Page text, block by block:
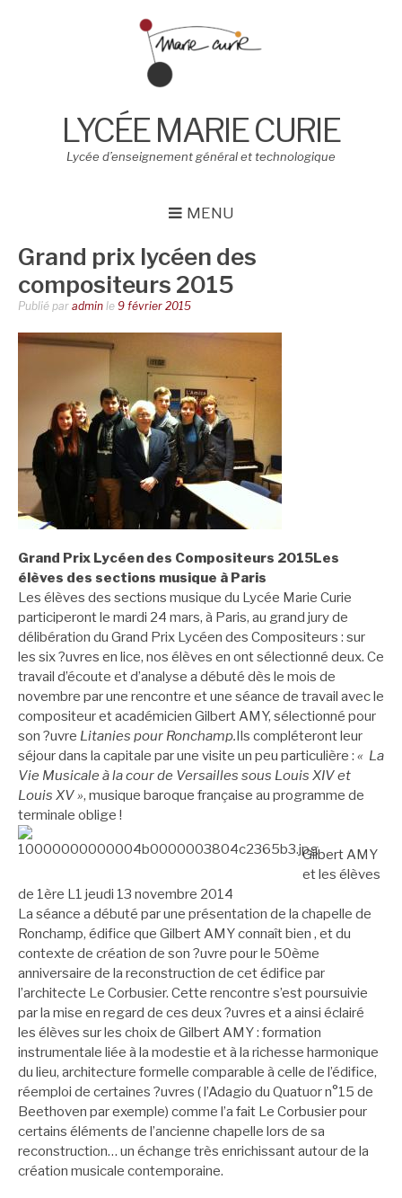
LYCÉE MARIE CURIE
Lycée d’enseignement général et technologique
MENU
Grand prix lycéen des
compositeurs 2015
Publié par admin le 9 février 2015
Grand Prix Lycéen des Compositeurs 2015Les
élèves des sections musique à Paris
Les élèves des sections musique du Lycée Marie Curie
participeront le mardi 24 mars, à Paris, au grand jury de
délibération du Grand Prix Lycéen des Compositeurs : sur
les six ?uvres en lice, nos élèves en ont sélectionné deux. Ce
travail d’écoute et d’analyse a débuté dès le mois de
novembre par une rencontre et une séance de travail avec le
compositeur et académicien Gilbert AMY, sélectionné pour
son ?uvre Litanies pour Ronchamp.Ils compléteront leur
séjour dans la capitale par une visite un peu particulière : « La
Vie Musicale à la cour de Versailles sous Louis XIV et
Louis XV », musique baroque française au programme de
terminale oblige !
Gilbert AMY
et les élèves
de 1ère L1 jeudi 13 novembre 2014
La séance a débuté par une présentation de la chapelle de
Ronchamp, édifice que Gilbert AMY connaît bien , et du
contexte de création de son ?uvre pour le 50ème
anniversaire de la reconstruction de cet édifice par
l’architecte Le Corbusier. Cette rencontre s’est poursuivie
par la mise en regard de ces deux ?uvres et a ainsi éclairé
les élèves sur les choix de Gilbert AMY : formation
instrumentale liée à la modestie et à la richesse harmonique
du lieu, architecture formelle comparable à celle de l’édifice,
réemploi de certaines ?uvres ( l’Adagio du Quatuor n°15 de
Beethoven par exemple) comme l’a fait Le Corbusier pour
certains éléments de l’ancienne chapelle lors de sa
reconstruction… un échange très enrichissant autour de la
création musicale contemporaine.